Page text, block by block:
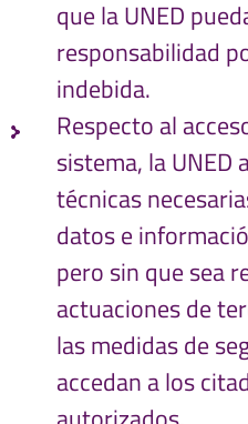
que la UNED
responsabilidad
indebida.
Respecto al
sistema, la UNED
técnicas
datos e
pero sin que sea
actuaciones de
las medidas de
accedan a los